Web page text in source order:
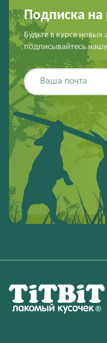
Подписка на
Будьте в курсе
подписывайтесь